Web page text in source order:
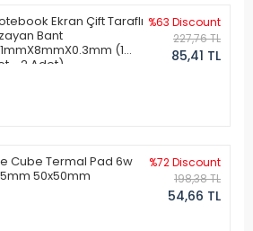
Ekran Çift Taraflı
Bant
(1
- 2 Adet)
%63 Discount
227,76 TL
85,41 TL
Cube Termal Pad 6w
50x50mm
%72 Discount
198,38 TL
54,66 TL